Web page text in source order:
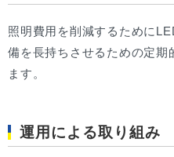
照明費用を削減するために
備を長持ちさせるための定
ます。
運用による取り組み